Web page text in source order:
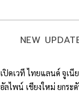
NEW
เปิดเวที ไทยแลนด์ จูเนี
อัลไพน์ เชียงใหม่ ยกระ